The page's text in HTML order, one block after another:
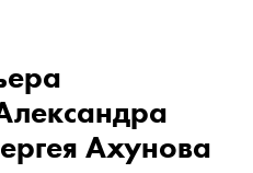
Ахунова